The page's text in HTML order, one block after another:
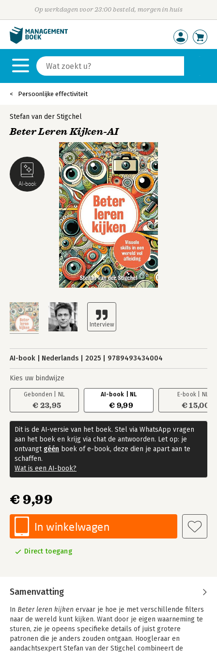
Op werkdagen voor 23:00 besteld, morgen in huis
Persoonlijke effectiviteit
AI-book
Dit is de AI-versie van het boek. Stel via WhatsApp vragen
aan het boek en krijg via chat de antwoorden. Let op: je
ontvangt géén boek of e-book, deze dien je apart aan te
schaffen.
Wat is een AI-book?
Stefan van der Stigchel
Beter Leren Kijken-AI
AI-book Nederlands 2025 9789493434004
Kies uw bindwijze
Gebonden | NL
€ 23,95
AI-book | NL
€ 9,99
E-book | NL
€ 15,00
€ 9,99
In winkelwagen
Direct toegang
Samenvatting
In Beter leren kijken ervaar je hoe je met verschillende filters
naar de wereld kunt kijken. Want door je eigen waarneming te
sturen, zie je opeens specifieke details of juist grotere
patronen die je anders zouden ontgaan. Hoogleraar en
aandachtsexpert Stefan van der Stigchel combineert de